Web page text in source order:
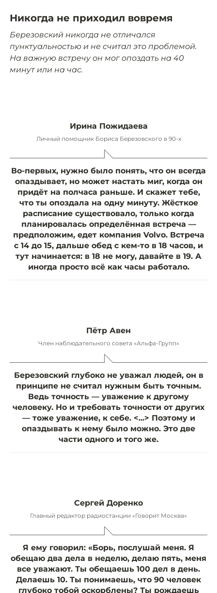
Никогда не приходил вовремя
Березовский никогда не отличался
пунктуальностью и не считал это проблемой.
На важную встречу он мог опоздать на 40
минут или на час.
Ирина Пожидаева
Личный помощник Бориса Березовского в 90-х
Во-первых, нужно было понять, что он всегда
опаздывает, но может настать миг, когда он
придёт на полчаса раньше. И скажет тебе,
что ты опоздала на одну минуту. Жёсткое
расписание существовало, только когда
планировалась определённая встреча —
предположим, едет компания Volvo. Встреча
c 14 до 15, дальше обед с кем-то в 18 часов, и
тут начинается: в 18 не могу, давайте в 19. А
иногда просто всё как часы работало.
Пётр Авен
Член наблюдательного совета «Альфа-Групп»
Березовский глубоко не уважал людей, он в
принципе не считал нужным быть точным.
Ведь точность — уважение к другому
человеку. Но и требовать точности от других
— тоже уважение, к себе. <...> Поэтому и
опаздывать к нему было можно. Это две
части одного и того же.
Сергей Доренко
Главный редактор радиостанции «Говорит Москва»
Я ему говорил: «Борь, послушай меня. Я
обещаю два дела в неделю, делаю пять, меня
все уважают. Ты обещаешь 100 дел в день.
Делаешь 10. Ты понимаешь, что 90 человек
глубоко тобой оскорблены? Ты рождаешь